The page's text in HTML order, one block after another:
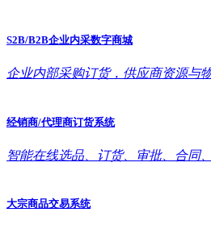
S2B/B2B企业内采数字商城
企业内部采购订货，供应商资源与
经销商/代理商订货系统
智能在线选品、订货、审批、合同
大宗商品交易系统